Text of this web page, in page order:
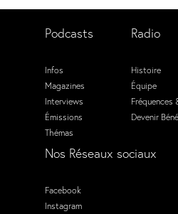
Podcasts
Infos
Magazines
Interviews
Émissions
Thémas
Radio
Histoire
Équipe
Fréquences
Devenir
Nos Réseaux sociaux
Facebook
Instagram